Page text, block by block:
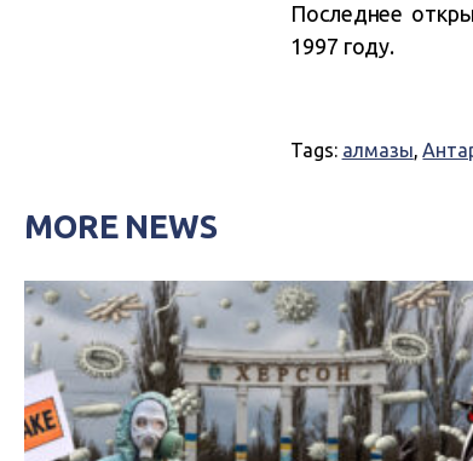
Последнее
1997 году.
Tags: алмазы,
MORE NEWS